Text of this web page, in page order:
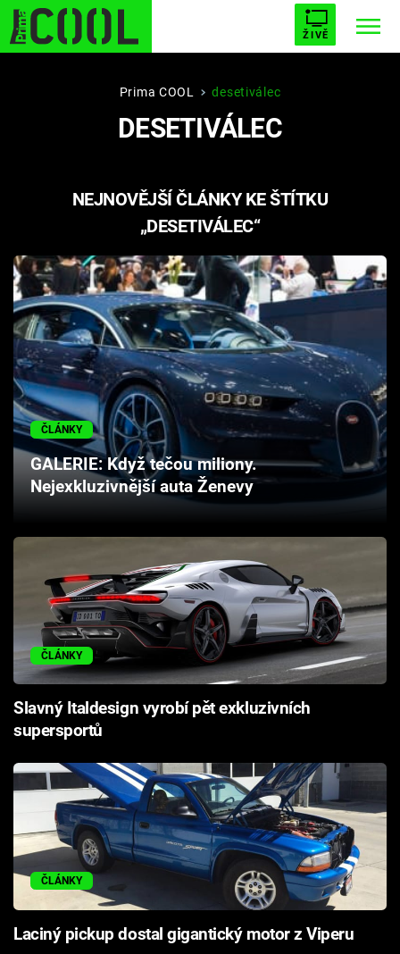
ŽIVĚ
STARHOUSE BUFFY, PŘEMOŽITELKA UPÍRŮ
PLNEJ KOTEL AVENGERS 5
Filmy
Seriály
Hry
Cool Esport
Pořady
Přihlášení
Sledujte nás
Prima COOL desetiválec
DESETIVÁLEC
NEJNOVĚJŠÍ ČLÁNKY KE ŠTÍTKU
„DESETIVÁLEC“
ČLÁNKY
GALERIE: Když tečou miliony.
Nejexkluzivnější auta Ženevy
ČLÁNKY
Slavný Italdesign vyrobí pět exkluzivních
supersportů
ČLÁNKY
Laciný pickup dostal gigantický motor z Viperu